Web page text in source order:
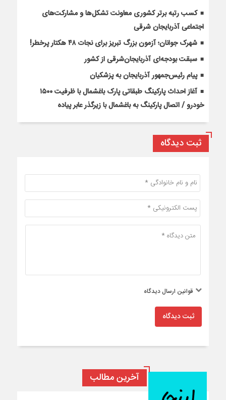
کسب رتبه برتر کشوری معاونت تشکل‌ها و مشارکت‌های
اجتماعی آذربایجان شرقی
شهرک جوانان؛ آزمون بزرگ تبریز برای نجات ۴۸ هکتار پرخطر!
سبقت بودجه‌ای آذربایجان‌شرقی از کشور
پیام رئیس‌جمهور آذربایجان به پزشکیان
آغاز احداث پارکینگ طبقاتی پارک باغشمال با ظرفیت ۱۵۰۰
خودرو / اتصال پارکینگ به باغشمال با زیرگذر عابر پیاده
ثبت دیدگاه
قوانین ارسال دیدگاه
ثبت دیدگاه
آخرین مطالب